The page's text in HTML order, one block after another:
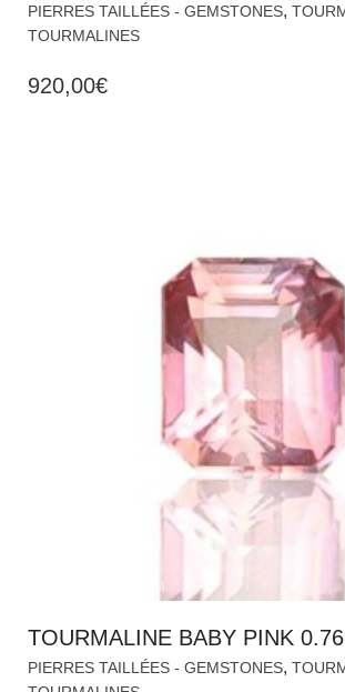
PIERRES TAILLÉES - GEMSTONES,
TOURMALINES
920,00€
TOURMALINE BABY PINK
PIERRES TAILLÉES - GEMSTONES,